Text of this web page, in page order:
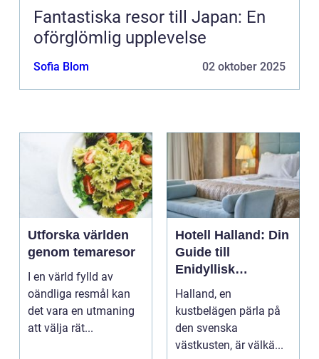
Fantastiska resor till Japan: En
oförglömlig upplevelse
Sofia Blom 02 oktober 2025
Utforska världen
genom temaresor
I en värld fylld av
oändliga resmål kan
det vara en utmaning
att välja rät...
Hotell Halland: Din
Guide till
Enidyllisk
Semestervistelse
Halland, en
kustbelägen pärla på
den svenska
västkusten, är välkä...